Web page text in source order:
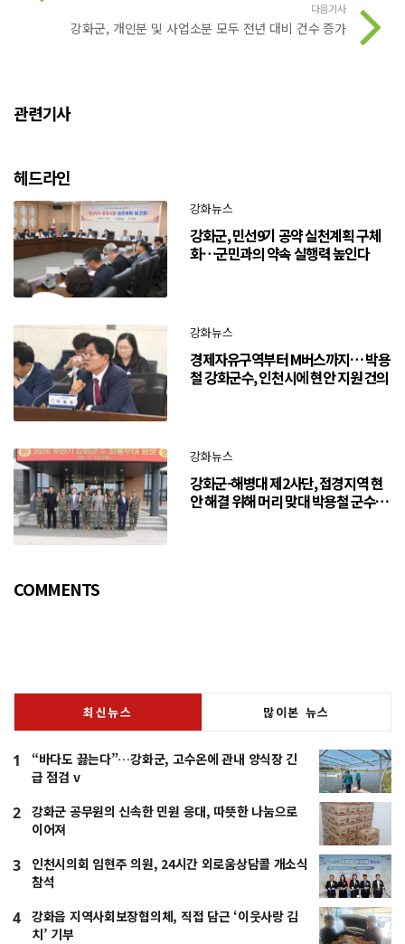
다음기사
강화군, 개인분 및 사업소분 모두 전년 대비 건수 증가
관련기사
헤드라인
강화뉴스
강화군, 민선9기 공약 실천계획 구체
화…군민과의 약속 실행력 높인다
강화뉴스
경제자유구역부터 M버스까지… 박용
철 강화군수, 인천시에 현안 지원 건의
강화뉴스
강화군-해병대 제2사단, 접경지역 현
안 해결 위해 머리 맞대 박용철 군수
COMMENTS
최신뉴스 많이본 뉴스
1
“바다도 끓는다”…강화군, 고수온에 관내 양식장 긴
급 점검 v
2
강화군 공무원의 신속한 민원 응대, 따뜻한 나눔으로
이어져
3
인천시의회 임현주 의원, 24시간 외로움상담콜 개소식
참석
4
강화읍 지역사회보장협의체, 직접 담근 ‘이웃사랑 김
치’ 기부